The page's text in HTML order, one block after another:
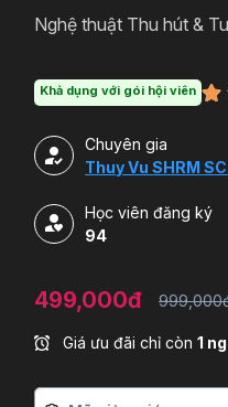
Nghệ thuật Thu hút &
Khả dụng với gói hội viên
Chuyên gia
Thuy Vu SHRM
Học viên đăng ký
94
499,000đ
Giá ưu đãi chỉ còn 1